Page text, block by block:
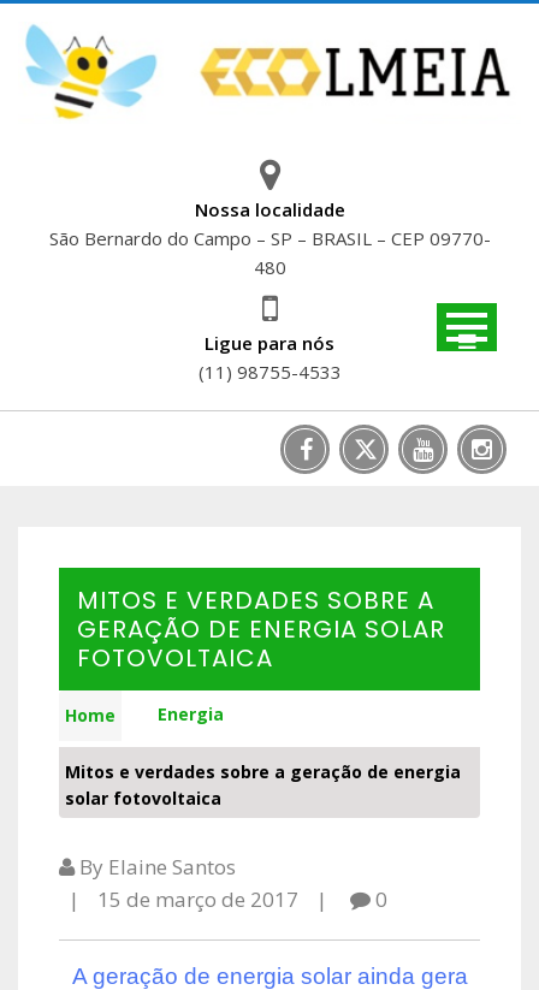
content
Nossa localidade
São Bernardo do Campo – SP – BRASIL – CEP 09770-
480
Ligue para nós
(11) 98755-4533
MITOS E VERDADES SOBRE A
GERAÇÃO DE ENERGIA SOLAR
FOTOVOLTAICA
Home Energia
Mitos e verdades sobre a geração de energia
solar fotovoltaica
By Elaine Santos
15 de março de 2017
0
A geração de energia solar ainda gera